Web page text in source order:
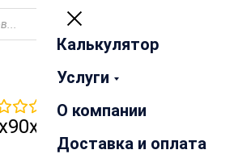
Закрыть
Калькулятор
Услуги
О компании
Доставка и оплата
отзывов
мм